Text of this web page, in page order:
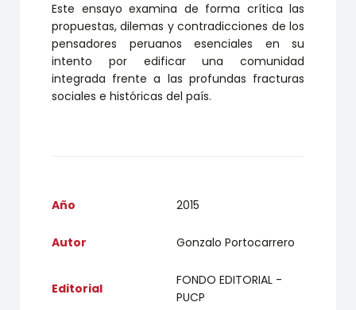
Este ensayo examina de forma crítica las
propuestas, dilemas y contradicciones de los
pensadores peruanos esenciales en su
intento por edificar una comunidad
integrada frente a las profundas fracturas
sociales e históricas del país.
Año 2015
Autor Gonzalo Portocarrero
Editorial
FONDO EDITORIAL -
PUCP